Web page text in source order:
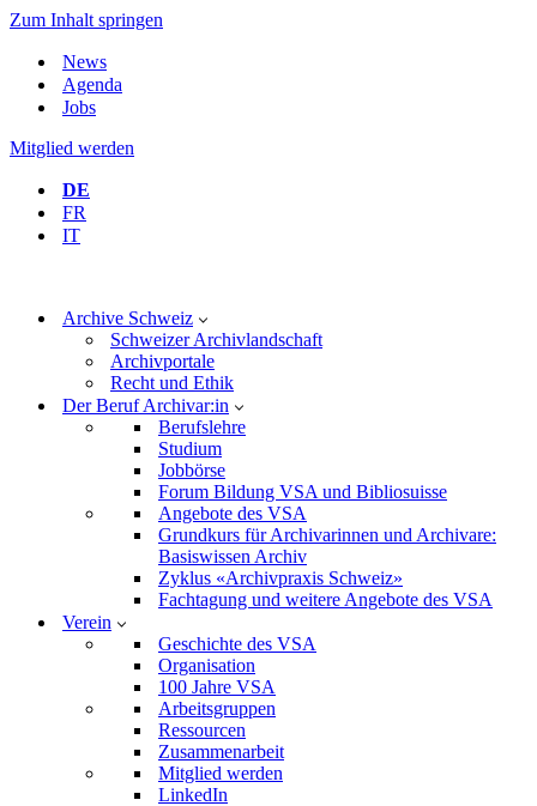
Zum Inhalt springen
News
Agenda
Jobs
Mitglied werden
DE
FR
IT
Archive Schweiz
Schweizer Archivlandschaft
Archivportale
Recht und Ethik
Der Beruf Archivar:in
Berufslehre
Studium
Jobbörse
Forum Bildung VSA und Bibliosuisse
Angebote des VSA
Grundkurs für Archivarinnen und Archivare:
Basiswissen Archiv
Zyklus «Archivpraxis Schweiz»
Fachtagung und weitere Angebote des VSA
Verein
Geschichte des VSA
Organisation
100 Jahre VSA
Arbeitsgruppen
Ressourcen
Zusammenarbeit
Mitglied werden
LinkedIn